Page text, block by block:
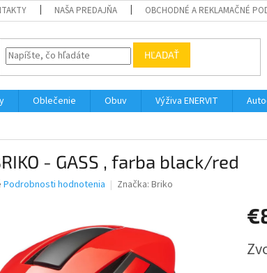
NAŠA PREDAJŇA OBCHODNÉ A REKLAMAČNÉ
HĽADAŤ
Oblečenie Obuv Výživa ENERVIT
- GASS , farba black/red
Podrobnosti hodnotenia Značka: Briko